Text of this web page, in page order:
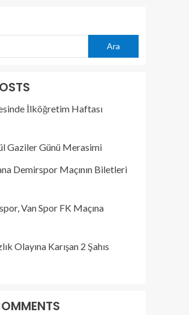
Ara
İlköğretim Haftası
Gaziler Günü Merasimi
Demirspor Maçının Biletleri
Van Spor FK Maçına
Olayına Karışan 2 Şahıs